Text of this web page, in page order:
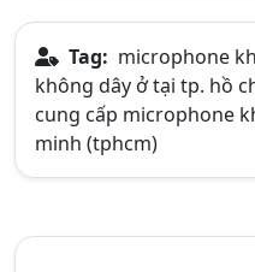
Tag: microphone
không dây ở tại tp. hồ
cung cấp microphone
minh (tphcm)